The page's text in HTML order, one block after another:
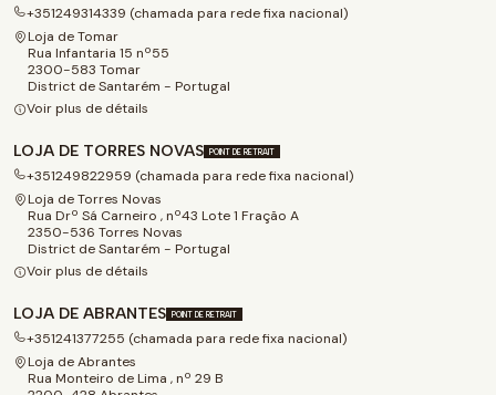
+351249314339 (chamada para rede fixa nacional)
Loja de Tomar
Rua Infantaria 15 nº55
2300-583 Tomar
District de Santarém - Portugal
Voir plus de détails
LOJA DE TORRES NOVAS POINT DE RETRAIT
+351249822959 (chamada para rede fixa nacional)
Loja de Torres Novas
Rua Drº Sá Carneiro , nº43 Lote 1 Fração A
2350-536 Torres Novas
District de Santarém - Portugal
Voir plus de détails
LOJA DE ABRANTES POINT DE RETRAIT
+351241377255 (chamada para rede fixa nacional)
Loja de Abrantes
Rua Monteiro de Lima , nº 29 B